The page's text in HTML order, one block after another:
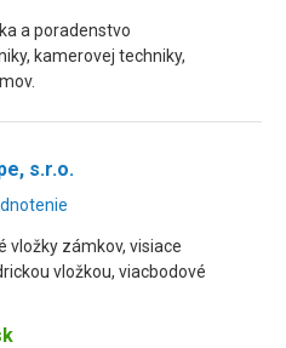
a poradenstvo
kamerovej techniky,
s.r.o.
vložky zámkov, visiace
vložkou, viacbodové